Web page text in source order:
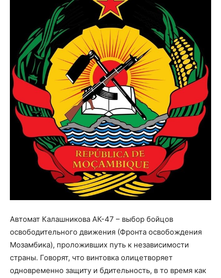
Автомат Калашникова АК-47 – выбор бойцов
освободительного движения (Фронта освобождения
Мозамбика), проложивших путь к независимости
страны. Говорят, что винтовка олицетворяет
одновременно защиту и бдительность, в то время как